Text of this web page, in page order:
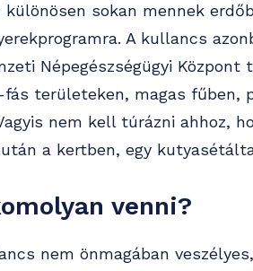
különösen sokan mennek
A kullancs
Népegészségügyi
területeken, magas fűben,
nem kell túrázni ahhoz,
a kertben, egy
venni?
nem önmagában